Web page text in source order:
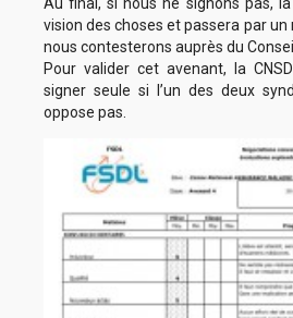
vision des choses et passera par
nous contesterons auprès du
Pour valider cet avenant, la
signer seule si l’un des deux
oppose pas.